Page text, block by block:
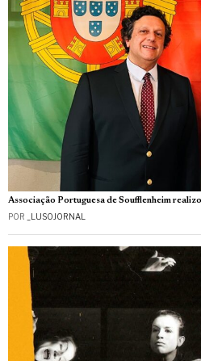
Associação Portuguesa de Soufflenheim
POR _LUSOJORNAL